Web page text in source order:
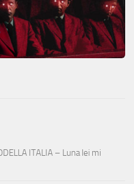
ITALIA – Luna lei mi